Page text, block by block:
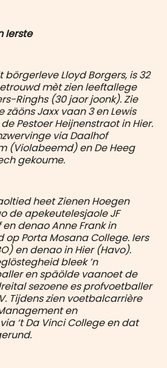
Ierste
börgerleve Lloyd Borgers, is 32
mèt zien leeftallege
Ringhs (30 jaor joonk). Zie
zäöns Jaxx vaan 3 en Lewis
Pestoer Heijnenstraot in Hier.
via Daalhof
(Violabeemd) en De Heeg
gekoume.
heet Zienen Hoegen
de apekeutelesjaole JF
denao Anne Frank in
op Porta Mosana College. Iers
en denao in Hier (Havo).
bleek ’n
en späölde vaanoet de
sezoene es profvoetballer
Tijdens zien voetbalcarrière
en
‘t Da Vinci College en dat